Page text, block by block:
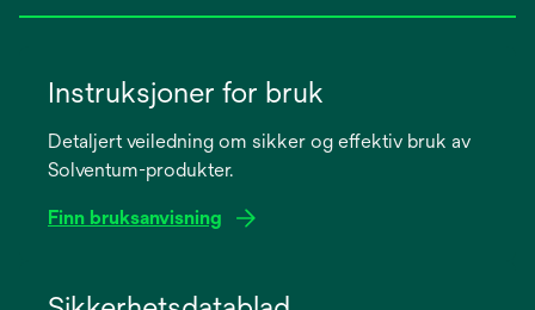
Instruksjoner for bruk
Detaljert veiledning om sikker og effektiv bruk av
Solventum-produkter.
Finn bruksanvisning